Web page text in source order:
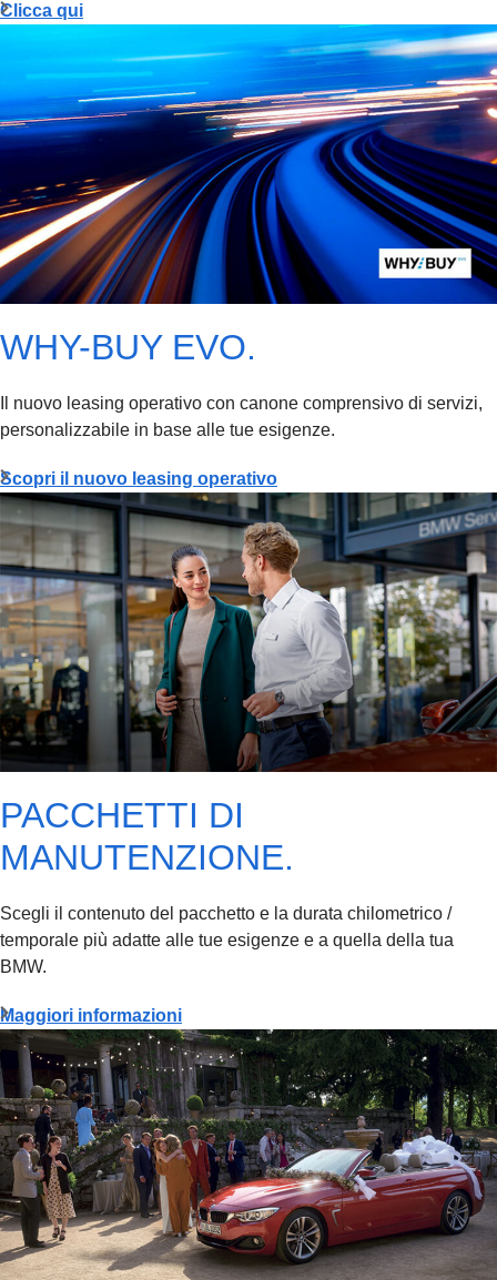
Clicca qui
WHY-BUY EVO.
Il nuovo leasing operativo con canone comprensivo di servizi,
personalizzabile in base alle tue esigenze.
Scopri il nuovo leasing operativo
PACCHETTI DI
MANUTENZIONE.
Scegli il contenuto del pacchetto e la durata chilometrico /
temporale più adatte alle tue esigenze e a quella della tua
BMW.
Maggiori informazioni